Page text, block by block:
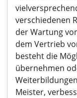
verschiedenen
der Wartung
dem Vertrieb
besteht die
übernehmen
Meister,